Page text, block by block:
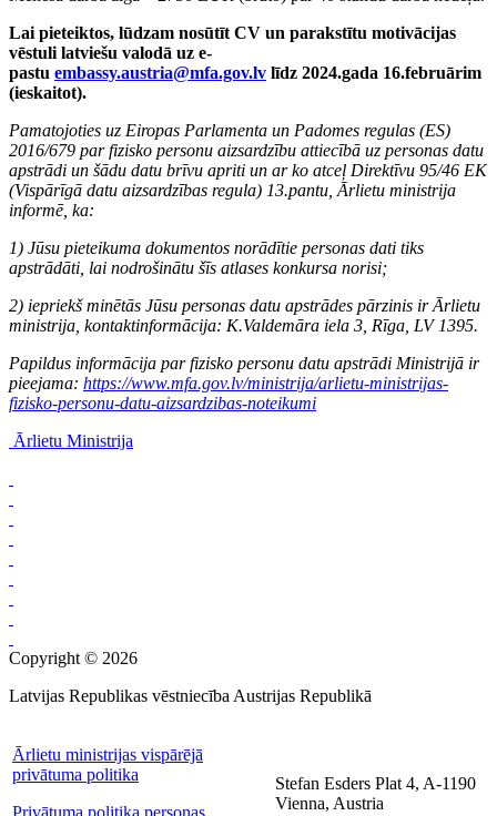
Lai pieteiktos, lūdzam nosūtīt CV un parakstītu motivācijas
vēstuli latviešu valodā uz e-
pastu embassy.austria@mfa.gov.lv līdz 2024.gada 16.februārim
(ieskaitot).
Pamatojoties uz Eiropas Parlamenta un Padomes regulas (ES)
2016/679 par fizisko personu aizsardzību attiecībā uz personas datu
apstrādi un šādu datu brīvu apriti un ar ko atceļ Direktīvu 95/46 EK
(Vispārīgā datu aizsardzības regula) 13.pantu, Ārlietu ministrija
informē, ka:
1) Jūsu pieteikuma dokumentos norādītie personas dati tiks
apstrādāti, lai nodrošinātu šīs atlases konkursa norisi;
2) iepriekš minētās Jūsu personas datu apstrādes pārzinis ir Ārlietu
ministrija, kontaktinformācija: K.Valdemāra iela 3, Rīga, LV 1395.
Papildus informācija par fizisko personu datu apstrādi Ministrijā ir
pieejama: https://www.mfa.gov.lv/ministrija/arlietu-ministrijas-
fizisko-personu-datu-aizsardzibas-noteikumi
Ārlietu Ministrija
Copyright © 2026
Latvijas Republikas vēstniecība Austrijas Republikā
Ārlietu ministrijas vispārējā
privātuma politika
Privātuma politika personas
Stefan Esders Plat 4, A-1190
Vienna, Austria